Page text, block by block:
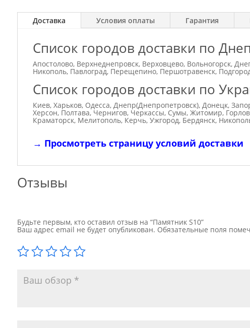
Доставка Условия оплаты Гарантия
Список городов доставки по
Апостолово, Верхнеднепровск, Верховцево, Вольногорск,
Никополь, Павлоград, Перещепино, Першотравенск,
Список городов доставки по
Киев, Харьков, Одесса, Днепр(Днепропетровск), Донецк,
Херсон, Полтава, Чернигов, Черкассы, Сумы, Житомир,
Краматорск, Мелитополь, Керчь, Ужгород, Бердянск,
→ Просмотреть страницу условий доставки
Отзывы
Будьте первым, кто оставил отзыв на “Памятник S10”
Ваш адрес email не будет опубликован. Обязательные поля